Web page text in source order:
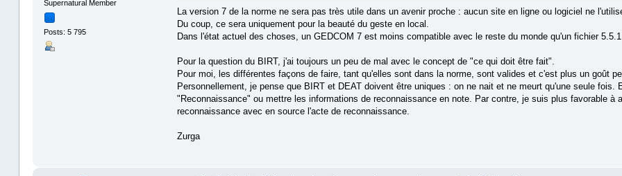
Supernatural Member
Posts: 5 795
La version 7 de la norme ne sera pas très utile dans un avenir proche : aucun site en ligne ou logiciel ne
Du coup, ce sera uniquement pour la beauté du geste en local.
Dans l'état actuel des choses, un GEDCOM 7 est moins compatible avec le reste du monde qu'un fichier
Pour la question du BIRT, j'ai toujours un peu de mal avec le concept de "ce qui doit être fait".
Pour moi, les différentes façons de faire, tant qu'elles sont dans la norme, sont valides et c'est plus un goût
Personnellement, je pense que BIRT et DEAT doivent être uniques : on ne nait et ne meurt qu'une seule
"Reconnaissance" ou mettre les informations de reconnaissance en note. Par contre, je suis plus favorable
reconnaissance avec en source l'acte de reconnaissance.
Zurga